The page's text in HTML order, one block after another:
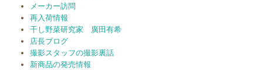
メーカー訪問
再入荷情報
干し野菜研究家 廣田有希
店長ブログ
撮影スタッフの撮影裏話
新商品の発売情報